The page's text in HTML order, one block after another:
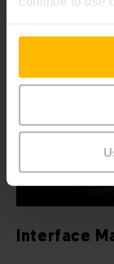
Interface